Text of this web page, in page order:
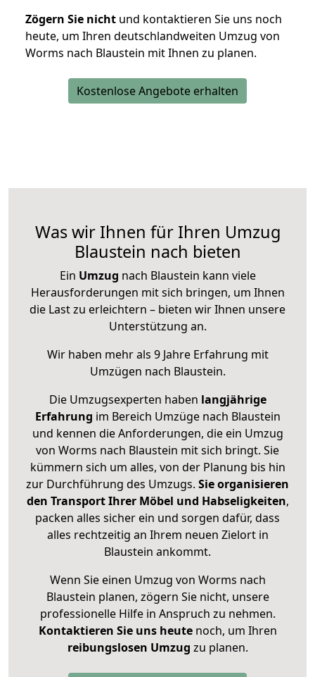
Zögern Sie nicht und kontaktieren Sie uns noch
heute, um Ihren deutschlandweiten Umzug von
Worms nach Blaustein mit Ihnen zu planen.
Kostenlose Angebote erhalten
Was wir Ihnen für Ihren Umzug
Blaustein nach bieten
Ein Umzug nach Blaustein kann viele
Herausforderungen mit sich bringen, um Ihnen
die Last zu erleichtern – bieten wir Ihnen unsere
Unterstützung an.
Wir haben mehr als 9 Jahre Erfahrung mit
Umzügen nach Blaustein.
Die Umzugsexperten haben langjährige
Erfahrung im Bereich Umzüge nach Blaustein
und kennen die Anforderungen, die ein Umzug
von Worms nach Blaustein mit sich bringt. Sie
kümmern sich um alles, von der Planung bis hin
zur Durchführung des Umzugs. Sie organisieren
den Transport Ihrer Möbel und Habseligkeiten,
packen alles sicher ein und sorgen dafür, dass
alles rechtzeitig an Ihrem neuen Zielort in
Blaustein ankommt.
Wenn Sie einen Umzug von Worms nach
Blaustein planen, zögern Sie nicht, unsere
professionelle Hilfe in Anspruch zu nehmen.
Kontaktieren Sie uns heutenoch, um Ihren
reibungslosen Umzug zu planen.